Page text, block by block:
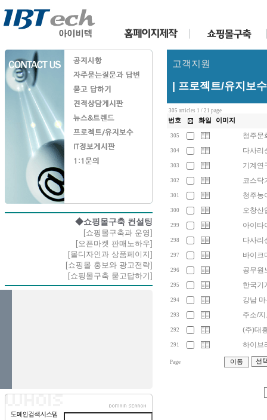
◆쇼핑몰구축 컨설팅
[쇼핑몰구축과 운영]
[오픈마켓 판매노하우]
[몰디자인과 상품페이지]
[쇼핑몰 홍보와 광고전략]
[쇼핑몰구축 묻고답하기]
고객지원
| 프로젝트/유지보수
305 articles 1 / 21 page
번호 화일 이미지
305 청주문
304 다사리
303 기계연
302 코스닥
301 청주농
300 오창산
299 아이타
298 다사리
297 바이크
296 공무원
295 한국기
294 강남
293 주소/
292 (주)대
291 하이브
Page